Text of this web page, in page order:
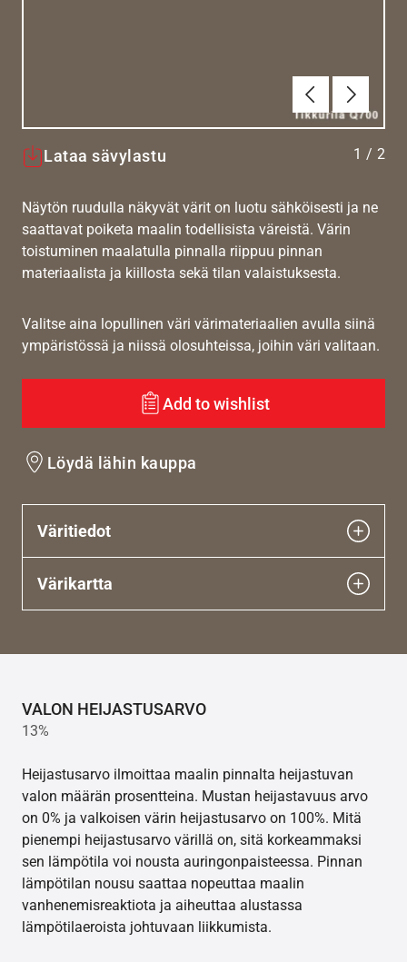
Edellinen
Lataa sävylastu 1 / 2
Näytön ruudulla näkyvät värit on luotu sähköisesti ja ne
saattavat poiketa maalin todellisista väreistä. Värin
toistuminen maalatulla pinnalla riippuu pinnan
materiaalista ja kiillosta sekä tilan valaistuksesta.
Valitse aina lopullinen väri värimateriaalien avulla siinä
ympäristössä ja niissä olosuhteissa, joihin väri valitaan.
Add to wishlist
Löydä lähin kauppa
Väritiedot
Värikartta
VALON HEIJASTUSARVO
13%
Heijastusarvo ilmoittaa maalin pinnalta heijastuvan
valon määrän prosentteina. Mustan heijastavuus arvo
on 0% ja valkoisen värin heijastusarvo on 100%. Mitä
pienempi heijastusarvo värillä on, sitä korkeammaksi
sen lämpötila voi nousta auringonpaisteessa. Pinnan
lämpötilan nousu saattaa nopeuttaa maalin
vanhenemisreaktiota ja aiheuttaa alustassa
lämpötilaeroista johtuvaan liikkumista.